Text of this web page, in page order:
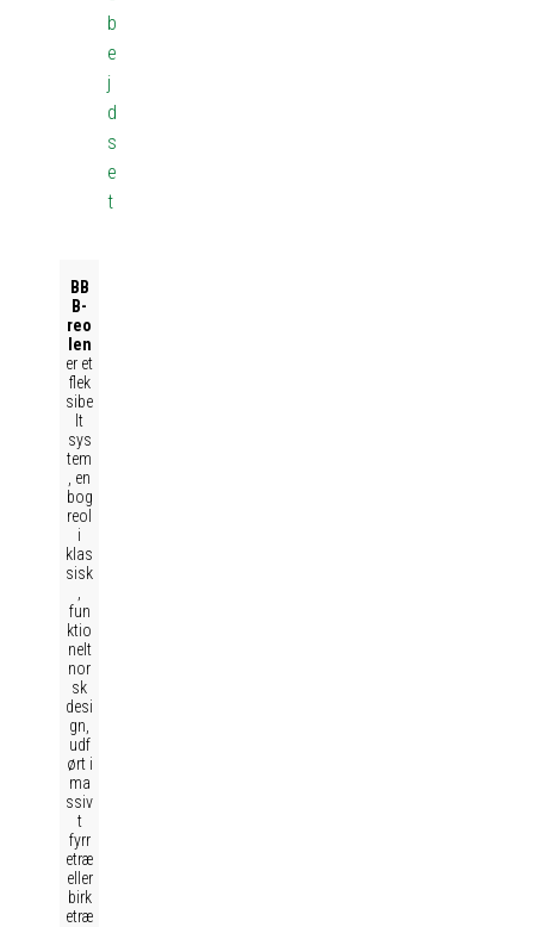
b
e
j
d
s
e
t
BB
B-
reo
len
er et
flek
sibe
lt
sys
tem
, en
bog
reol
i
klas
sisk
fun
ktio
nelt
nor
sk
desi
gn,
udf
ørt i
ma
ssiv
t
fyrr
etræ
eller
birk
etræ